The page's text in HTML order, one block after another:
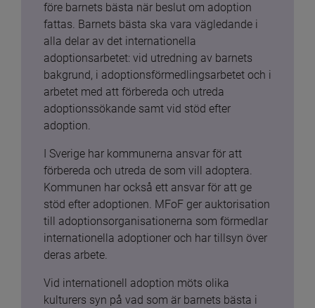
före barnets bästa när beslut om adoption
fattas. Barnets bästa ska vara vägledande i
alla delar av det internationella
adoptionsarbetet: vid utredning av barnets
bakgrund, i adoptionsförmedlingsarbetet och i
arbetet med att förbereda och utreda
adoptionssökande samt vid stöd efter
adoption.
I Sverige har kommunerna ansvar för att
förbereda och utreda de som vill adoptera.
Kommunen har också ett ansvar för att ge
stöd efter adoptionen. MFoF ger auktorisation
till adoptionsorganisationerna som förmedlar
internationella adoptioner och har tillsyn över
deras arbete.
Vid internationell adoption möts olika
kulturers syn på vad som är barnets bästa i